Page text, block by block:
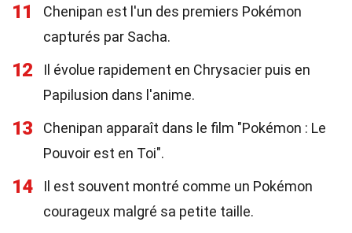
11
Chenipan est l'un des premiers Pokémon
capturés par Sacha.
12
Il évolue rapidement en Chrysacier puis en
Papilusion dans l'anime.
13
Chenipan apparaît dans le film "Pokémon : Le
Pouvoir est en Toi".
14
Il est souvent montré comme un Pokémon
courageux malgré sa petite taille.